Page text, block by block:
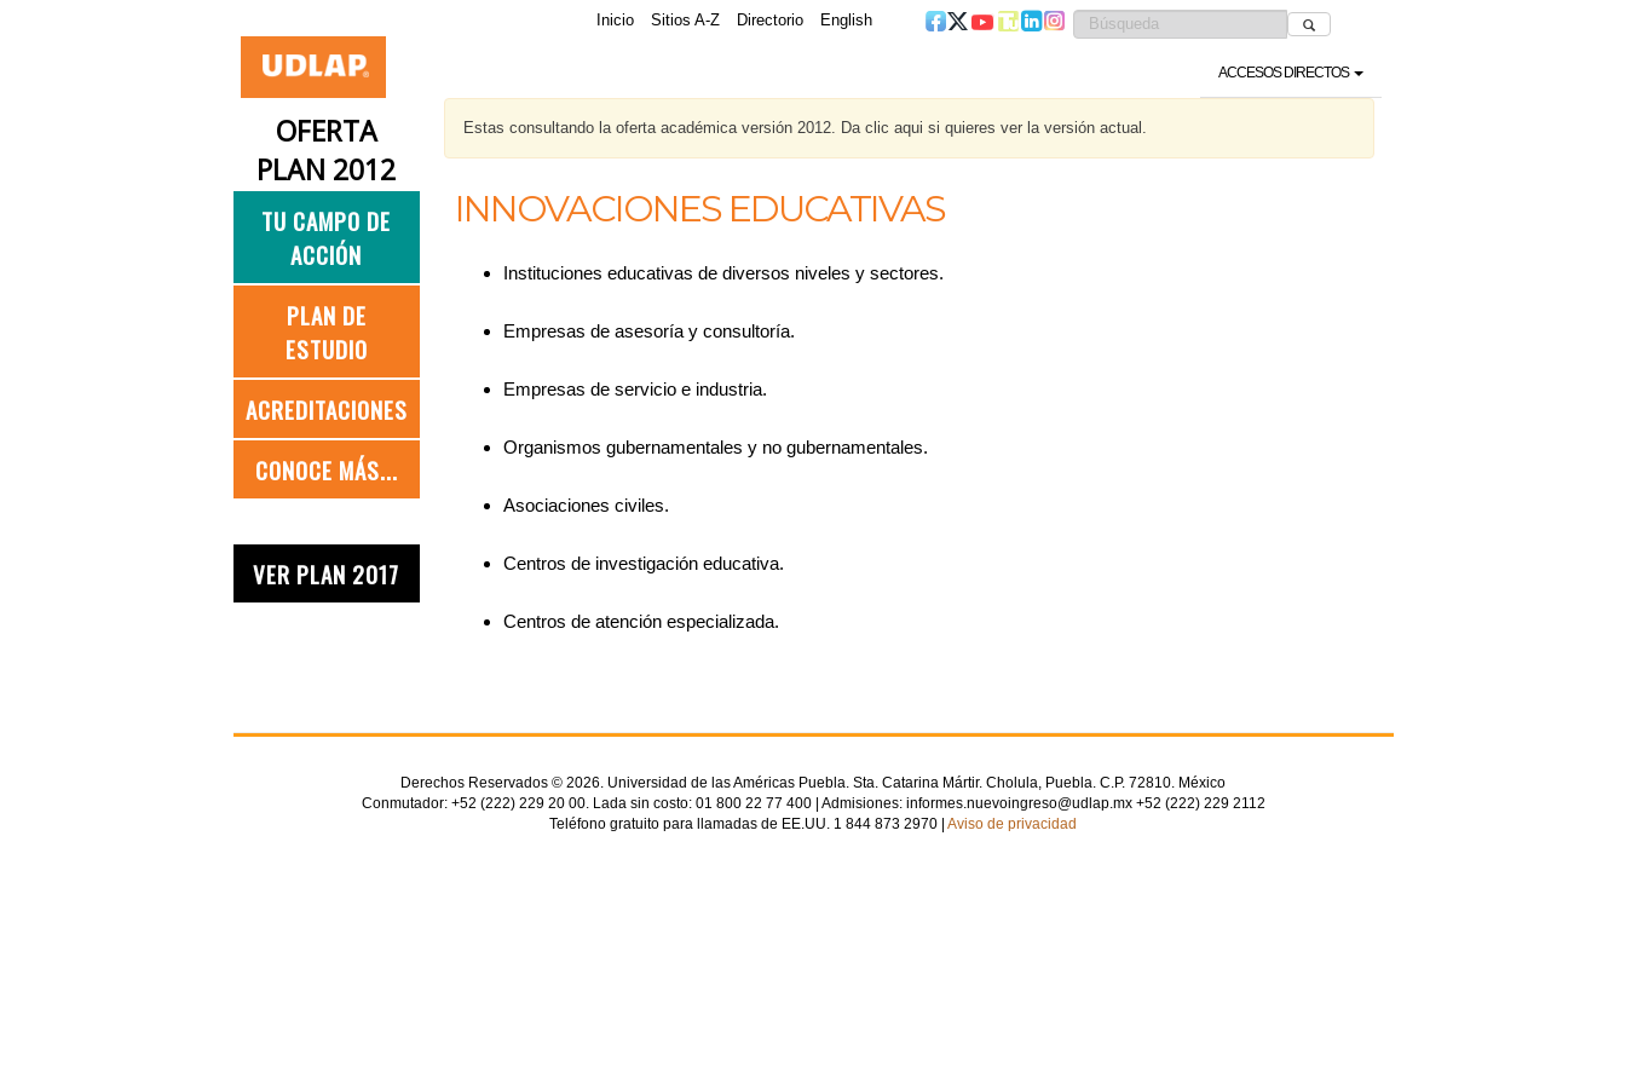
Inicio Sitios A-Z Directorio English
ACCESOS DIRECTOS
OFERTA
PLAN 2012
TU CAMPO DE
ACCIÓN
PLAN DE
ESTUDIO
ACREDITACIONES
CONOCE MÁS...
VER PLAN 2017
Estas consultando la oferta académica versión 2012. Da clic aqui si quieres ver la versión actual.
INNOVACIONES EDUCATIVAS
Instituciones educativas de diversos niveles y sectores.
Empresas de asesoría y consultoría.
Empresas de servicio e industria.
Organismos gubernamentales y no gubernamentales.
Asociaciones civiles.
Centros de investigación educativa.
Centros de atención especializada.
Derechos Reservados © 2026. Universidad de las Américas Puebla. Sta. Catarina Mártir. Cholula, Puebla. C.P. 72810. México
Conmutador: +52 (222) 229 20 00. Lada sin costo: 01 800 22 77 400 | Admisiones: informes.nuevoingreso@udlap.mx +52 (222) 229 2112
Teléfono gratuito para llamadas de EE.UU. 1 844 873 2970 | Aviso de privacidad